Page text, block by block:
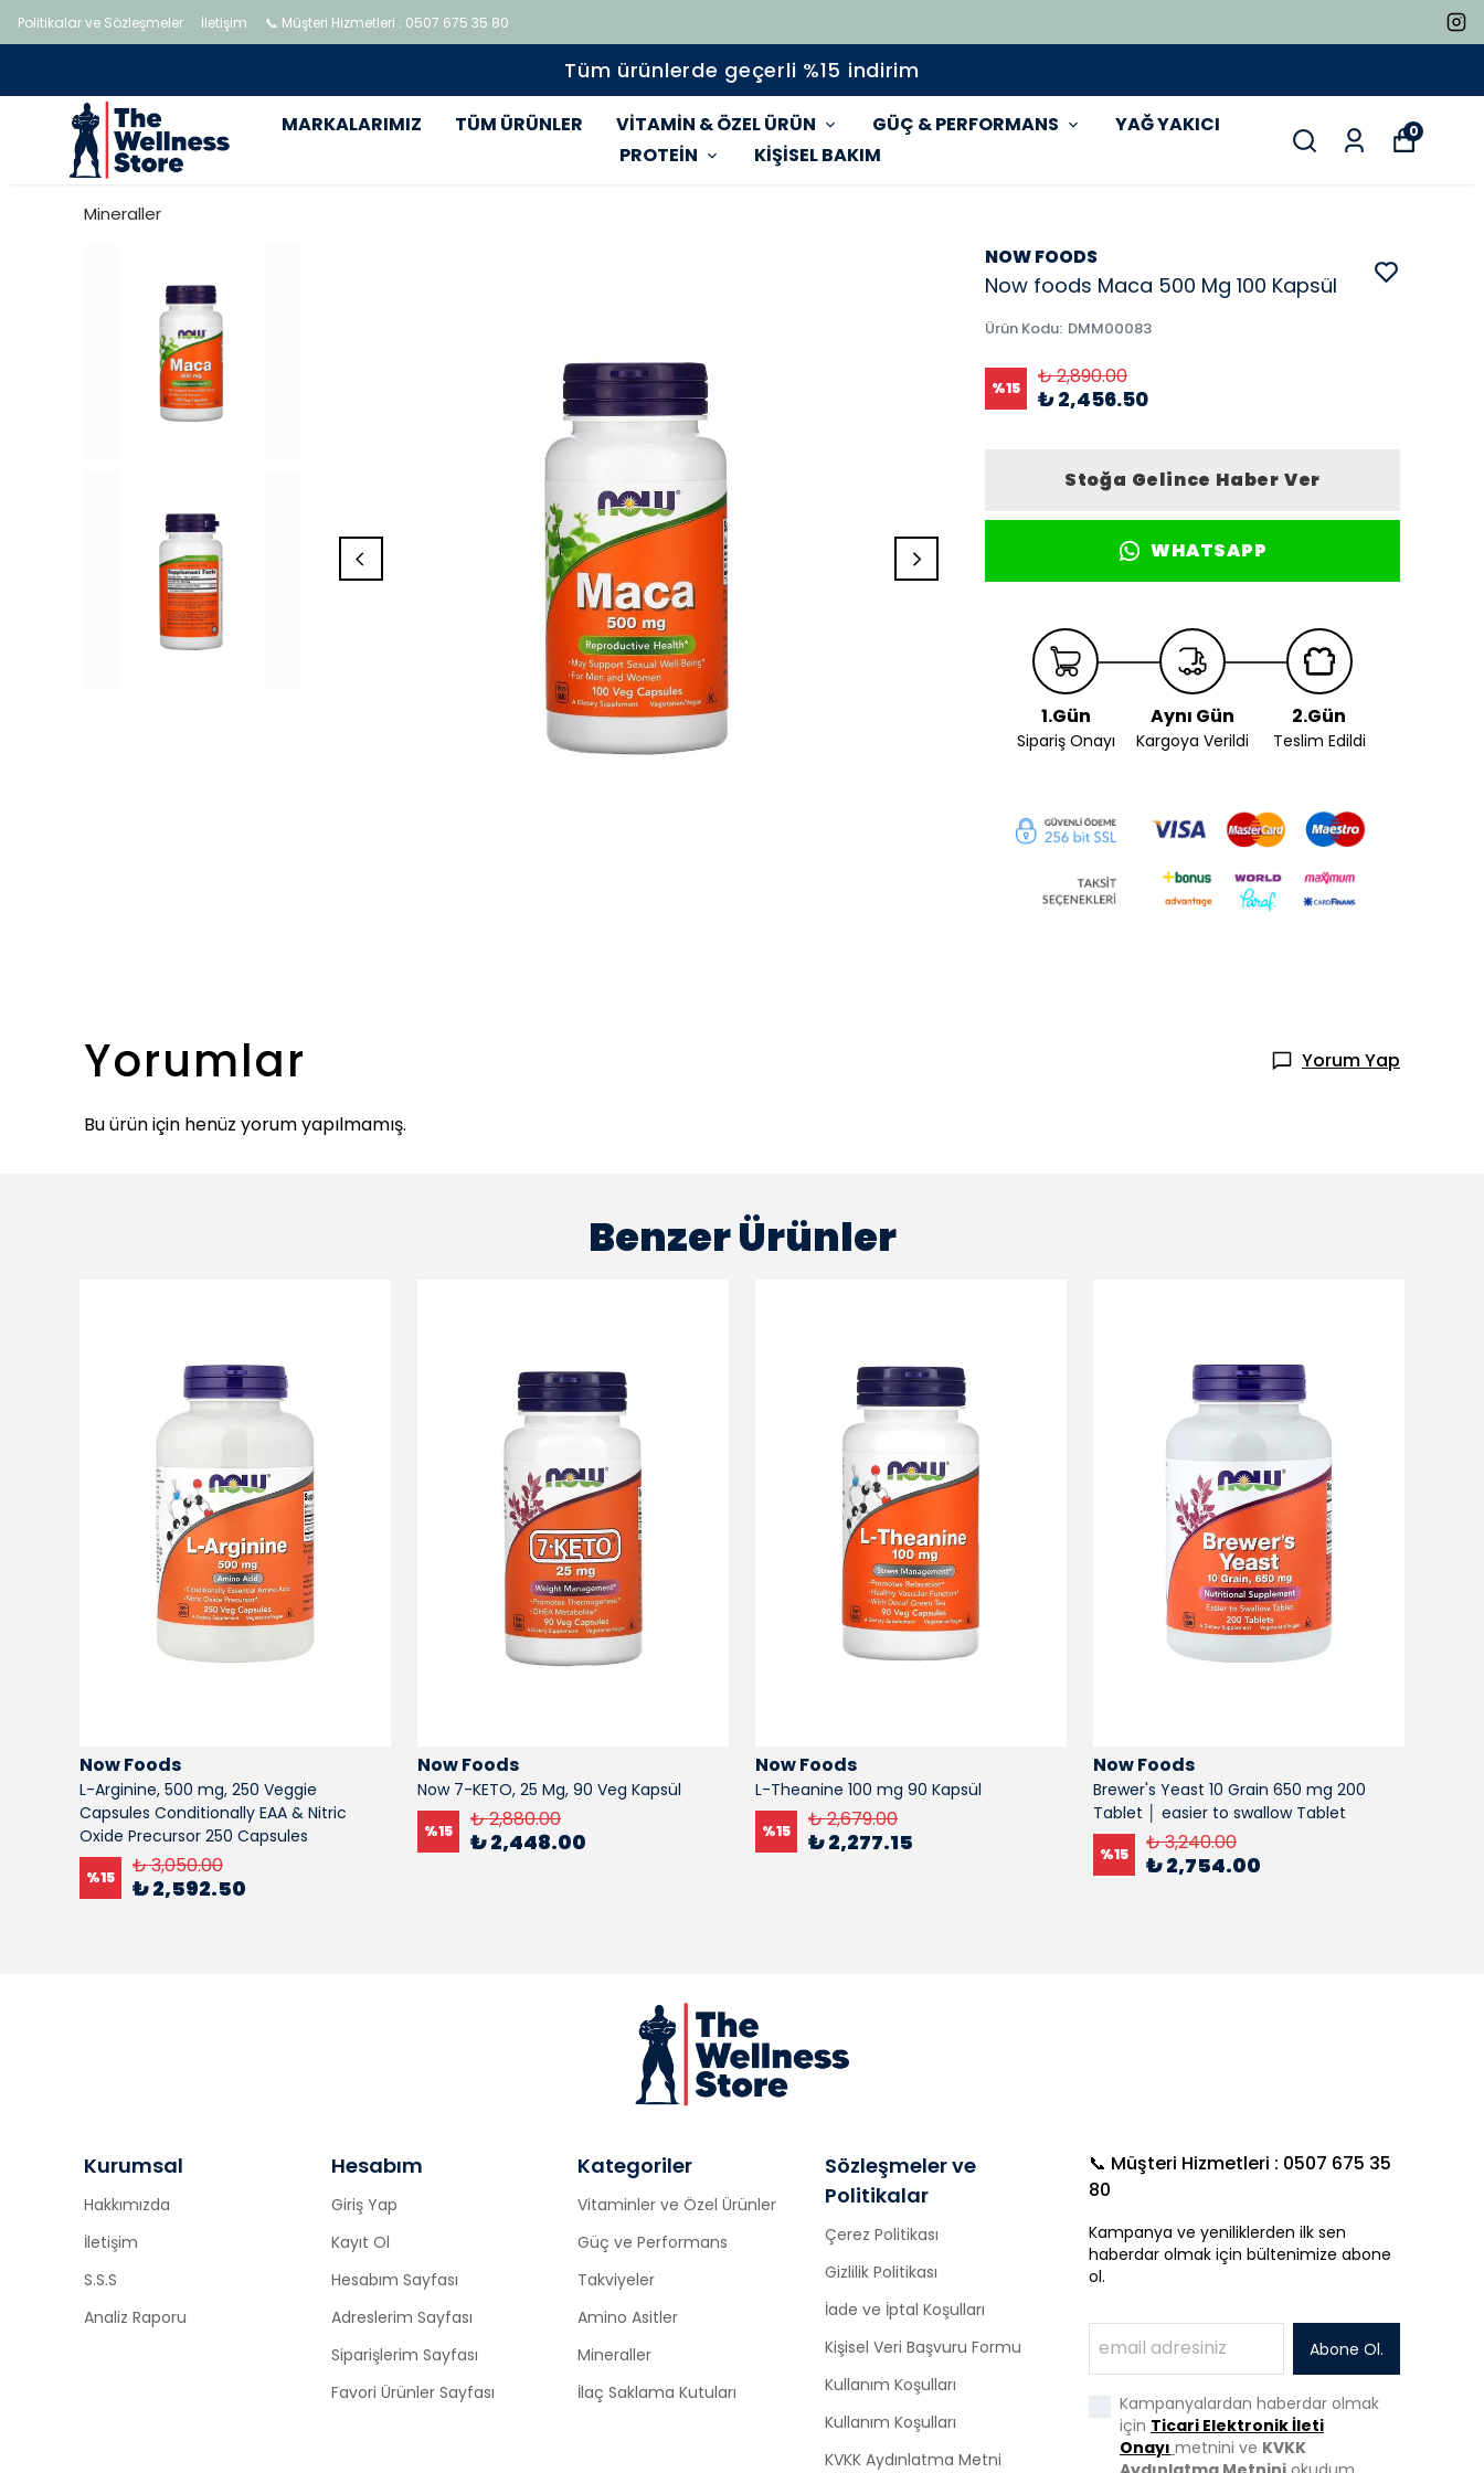
Politikalar ve Sözleşmeler İletişim 📞 Müşteri Hizmetleri : 0507 675 35 80
Tüm ürünlerde geçerli %15 indirim
MARKALARIMIZ TÜM ÜRÜNLER VİTAMİN & ÖZEL ÜRÜN GÜÇ & PERFORMANS
YAĞ YAKICI
PROTEİN
KİŞİSEL BAKIM
0
Mineraller
NOW FOODS
Now foods Maca 500 Mg 100 Kapsül
Ürün Kodu: DMM00083
%15 ₺ 2,890.00
₺ 2,456.50
Stoğa Gelince Haber Ver
WHATSAPP
1.Gün
Sipariş Onayı
Aynı Gün
Kargoya Verildi
2.Gün
Teslim Edildi
Yorumlar Yorum Yap
Bu ürün için henüz yorum yapılmamış.
Benzer Ürünler
Now Foods
L-Arginine, 500 mg, 250 Veggie
Capsules Conditionally EAA & Nitric
Oxide Precursor 250 Capsules
%15 ₺ 3,050.00
₺ 2,592.50
Now Foods
Now 7-KETO, 25 Mg, 90 Veg Kapsül
%15 ₺ 2,880.00
₺ 2,448.00
Now Foods
L-Theanine 100 mg 90 Kapsül
%15 ₺ 2,679.00
₺ 2,277.15
Now Foods
Brewer's Yeast 10 Grain 650 mg 200
Tablet │ easier to swallow Tablet
%15 ₺ 3,240.00
₺ 2,754.00
Kurumsal
Hakkımızda
İletişim
S.S.S
Analiz Raporu
Hesabım
Giriş Yap
Kayıt Ol
Hesabım Sayfası
Adreslerim Sayfası
Siparişlerim Sayfası
Favori Ürünler Sayfası
Kategoriler
Vitaminler ve Özel Ürünler
Güç ve Performans
Takviyeler
Amino Asitler
Mineraller
İlaç Saklama Kutuları
Sözleşmeler ve
Politikalar
Çerez Politikası
Gizlilik Politikası
İade ve İptal Koşulları
Kişisel Veri Başvuru Formu
Kullanım Koşulları
Kullanım Koşulları
KVKK Aydınlatma Metni
📞 Müşteri Hizmetleri : 0507 675 35
80
Kampanya ve yeniliklerden ilk sen
haberdar olmak için bültenimize abone
ol.
Abone Ol.
Kampanyalardan haberdar olmak
için Ticari Elektronik İleti
Onayı metnini ve KVKK